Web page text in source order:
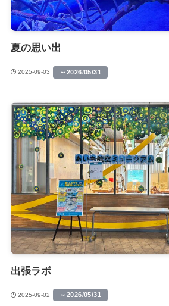
夏の思い出
2025-09-03 ～2026/05/31
出張ラボ
2025-09-02 ～2026/05/31